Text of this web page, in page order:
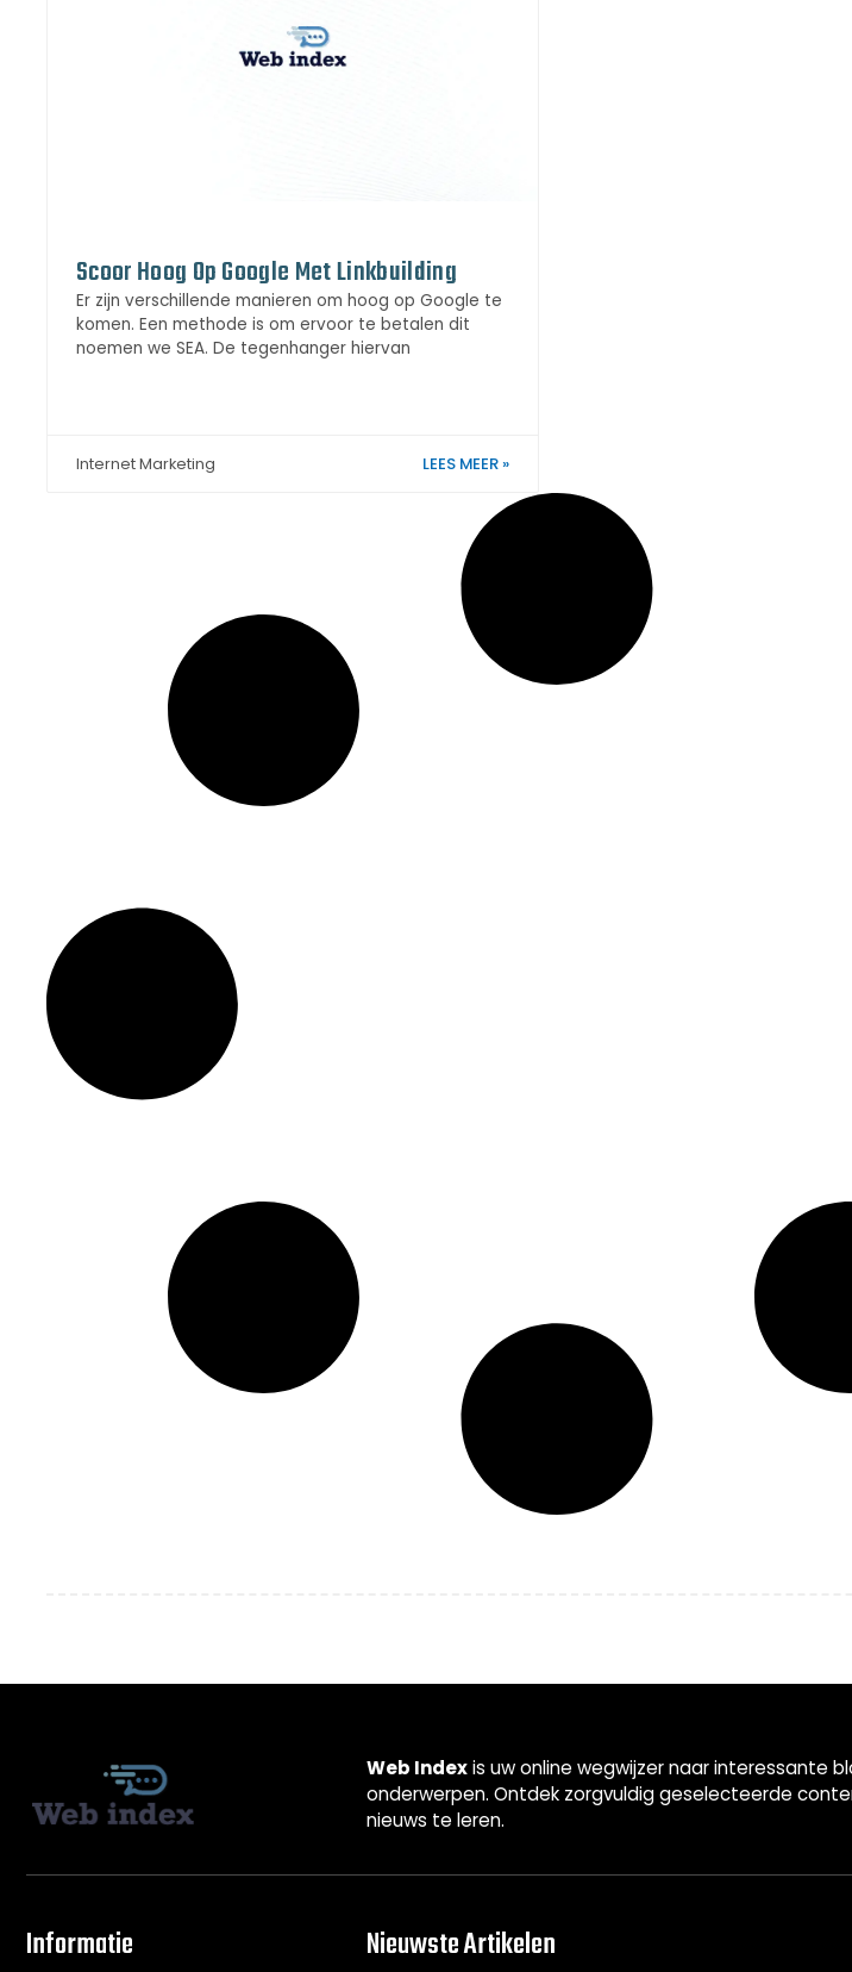
Scoor Hoog Op Google Met Linkbuilding
Er zijn verschillende manieren om hoog op Google te
komen. Een methode is om ervoor te betalen dit
noemen we SEA. De tegenhanger hiervan
Internet Marketing LEES MEER »
Web Indexis uw online wegwijzer naar interessante
onderwerpen. Ontdek zorgvuldig geselecteerde
nieuws te leren.
Informatie Nieuwste Artikelen